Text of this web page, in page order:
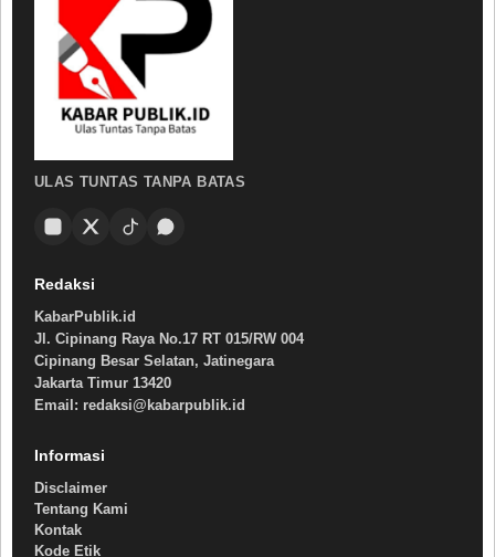
ULAS TUNTAS TANPA BATAS
Redaksi
KabarPublik.id
Jl. Cipinang Raya No.17 RT 015/RW 004
Cipinang Besar Selatan, Jatinegara
Jakarta Timur 13420
Email: redaksi@kabarpublik.id
Informasi
Disclaimer
Tentang Kami
Kontak
Kode Etik